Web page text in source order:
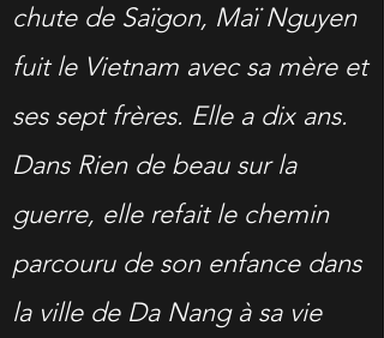
chute de Saïgon, Maï Nguyen
fuit le Vietnam avec sa mère et
ses sept frères. Elle a dix ans.
Dans Rien de beau sur la
guerre, elle refait le chemin
parcouru de son enfance dans
la ville de Da Nang à sa vie